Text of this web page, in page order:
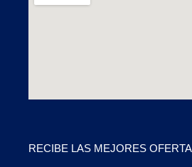
RECIBE LAS MEJORES